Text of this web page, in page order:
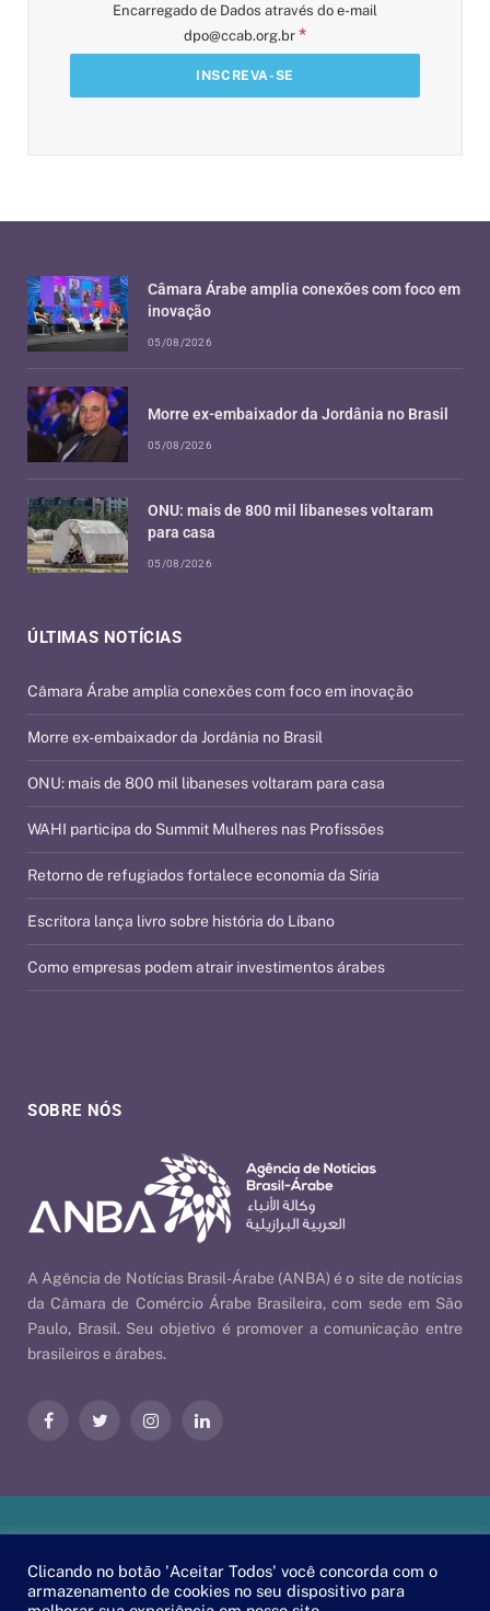
Encarregado de Dados através do e-mail
dpo@ccab.org.br *
SOBRE NÓS
A Agência de Notícias Brasil-Árabe (ANBA) é o site de notícias
da Câmara de Comércio Árabe Brasileira, com sede em São
Paulo, Brasil. Seu objetivo é promover a comunicação entre
brasileiros e árabes.
FacebookTwitter InstagramLinkedIn
ÚLTIMAS NOTÍCIAS
Câmara Árabe amplia conexões com foco em inovação
Morre ex-embaixador da Jordânia no Brasil
ONU: mais de 800 mil libaneses voltaram para casa
WAHI participa do Summit Mulheres nas Profissões
Retorno de refugiados fortalece economia da Síria
Escritora lança livro sobre história do Líbano
Como empresas podem atrair investimentos árabes
Câmara Árabe amplia conexões com foco em
inovação
05/08/2026
Morre ex-embaixador da Jordânia no Brasil
05/08/2026
ONU: mais de 800 mil libaneses voltaram
para casa
05/08/2026
Árabe | ByEscaEsco.
Clicando no botão 'Aceitar Todos' você concorda com o
armazenamento de cookies no seu dispositivo para